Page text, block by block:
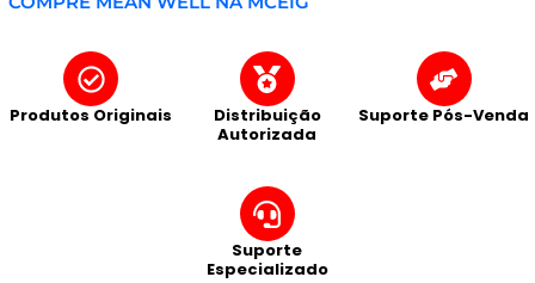
Produtos Originais
Distribuição
Autorizada
Suporte Pós-Venda
Suporte
Especializado